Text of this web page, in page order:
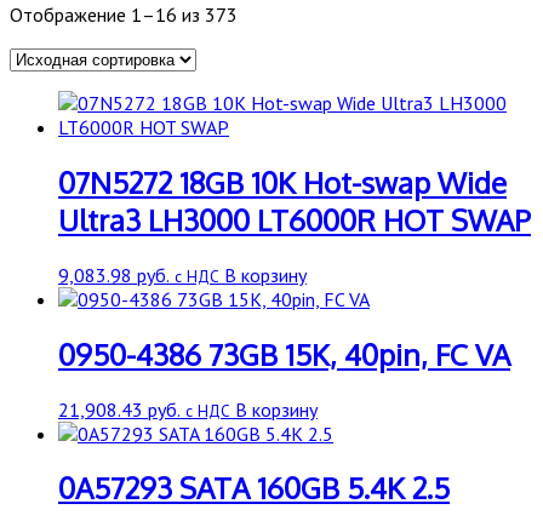
Отображение 1–16 из 373
07N5272 18GB 10K Hot-swap Wide
Ultra3 LH3000 LT6000R HOT SWAP
9,083.98 руб. с НДС В корзину
0950-4386 73GB 15K, 40pin, FC VA
21,908.43 руб. с НДС В корзину
0A57293 SATA 160GB 5.4K 2.5